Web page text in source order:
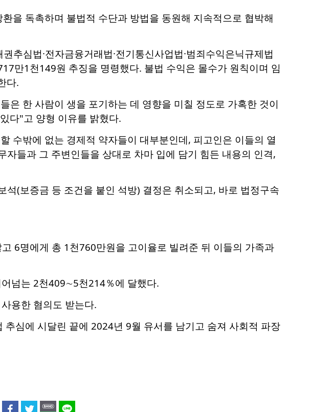
을 독촉하며 불법적 수단과 방법을 동원해 지속적으로 협박해
추심법·전자금융거래법·전기통신사업법·범죄수익은닉규제법
만1천149원 추징을 명령했다. 불법 수익은 몰수가 원칙이며 임
다.
은 한 사람이 생을 포기하는 데 영향을 미칠 정도로 가혹한 것이
다"고 양형 이유를 밝혔다.
수밖에 없는 경제적 약자들이 대부분인데, 피고인은 이들의 열
들과 그 주변인들을 상대로 차마 입에 담기 힘든 내용의 인격,
(보증금 등 조건을 붙인 석방) 결정은 취소되고, 바로 법정구속
6명에게 총 1천760만원을 고이율로 빌려준 뒤 이들의 가족과
넘는 2천409∼5천214％에 달했다.
용한 혐의도 받는다.
심에 시달린 끝에 2024년 9월 유서를 남기고 숨져 사회적 파장